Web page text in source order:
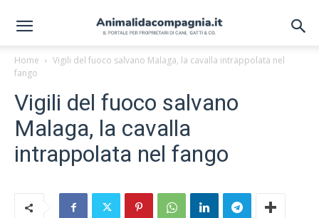
Home
Vigili del fuoco salvano Malaga, la cavalla intrappolata nel
fango
Vigili del fuoco salvano
Malaga, la cavalla
intrappolata nel fango